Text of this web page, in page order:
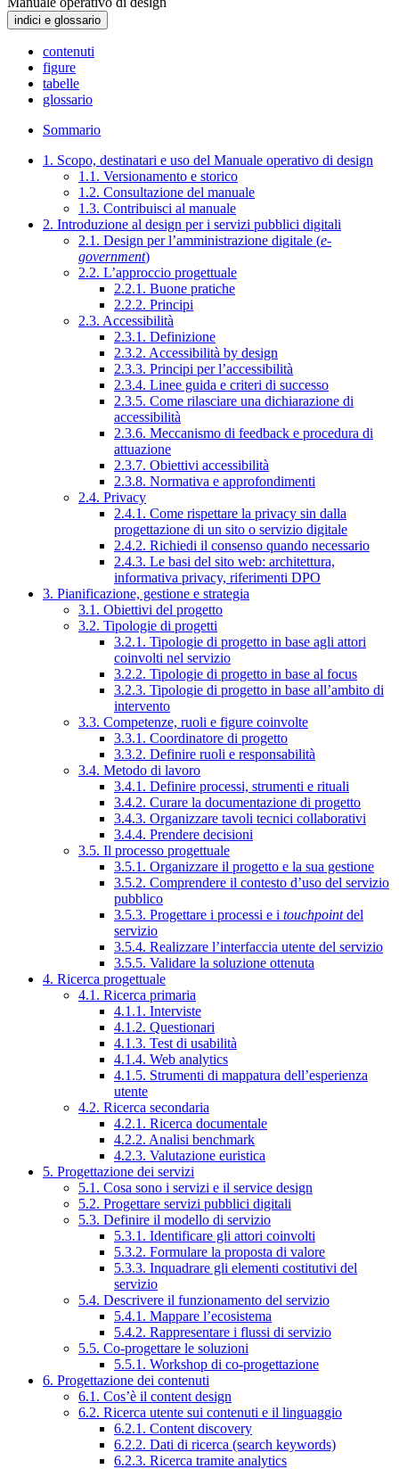
indici e glossario
contenuti
figure
tabelle
glossario
Sommario
1. Scopo, destinatari e uso del Manuale operativo di design
1.1. Versionamento e storico
1.2. Consultazione del manuale
1.3. Contribuisci al manuale
2. Introduzione al design per i servizi pubblici digitali
2.1. Design per l’amministrazione digitale (e-
government)
2.2. L’approccio progettuale
2.2.1. Buone pratiche
2.2.2. Principi
2.3. Accessibilità
2.3.1. Definizione
2.3.2. Accessibilità by design
2.3.3. Principi per l’accessibilità
2.3.4. Linee guida e criteri di successo
2.3.5. Come rilasciare una dichiarazione di
accessibilità
2.3.6. Meccanismo di feedback e procedura di
attuazione
2.3.7. Obiettivi accessibilità
2.3.8. Normativa e approfondimenti
2.4. Privacy
2.4.1. Come rispettare la privacy sin dalla
progettazione di un sito o servizio digitale
2.4.2. Richiedi il consenso quando necessario
2.4.3. Le basi del sito web: architettura,
informativa privacy, riferimenti DPO
3. Pianificazione, gestione e strategia
3.1. Obiettivi del progetto
3.2. Tipologie di progetti
3.2.1. Tipologie di progetto in base agli attori
coinvolti nel servizio
3.2.2. Tipologie di progetto in base al focus
3.2.3. Tipologie di progetto in base all’ambito di
intervento
3.3. Competenze, ruoli e figure coinvolte
3.3.1. Coordinatore di progetto
3.3.2. Definire ruoli e responsabilità
3.4. Metodo di lavoro
3.4.1. Definire processi, strumenti e rituali
3.4.2. Curare la documentazione di progetto
3.4.3. Organizzare tavoli tecnici collaborativi
3.4.4. Prendere decisioni
3.5. Il processo progettuale
3.5.1. Organizzare il progetto e la sua gestione
3.5.2. Comprendere il contesto d’uso del servizio
pubblico
3.5.3. Progettare i processi e i touchpointdel
servizio
3.5.4. Realizzare l’interfaccia utente del servizio
3.5.5. Validare la soluzione ottenuta
4. Ricerca progettuale
4.1. Ricerca primaria
4.1.1. Interviste
4.1.2. Questionari
4.1.3. Test di usabilità
4.1.4. Web analytics
4.1.5. Strumenti di mappatura dell’esperienza
utente
4.2. Ricerca secondaria
4.2.1. Ricerca documentale
4.2.2. Analisi benchmark
4.2.3. Valutazione euristica
5. Progettazione dei servizi
5.1. Cosa sono i servizi e il service design
5.2. Progettare servizi pubblici digitali
5.3. Definire il modello di servizio
5.3.1. Identificare gli attori coinvolti
5.3.2. Formulare la proposta di valore
5.3.3. Inquadrare gli elementi costitutivi del
servizio
5.4. Descrivere il funzionamento del servizio
5.4.1. Mappare l’ecosistema
5.4.2. Rappresentare i flussi di servizio
5.5. Co-progettare le soluzioni
5.5.1. Workshop di co-progettazione
6. Progettazione dei contenuti
6.1. Cos’è il content design
6.2. Ricerca utente sui contenuti e il linguaggio
6.2.1. Content discovery
6.2.2. Dati di ricerca (search keywords)
6.2.3. Ricerca tramite analytics